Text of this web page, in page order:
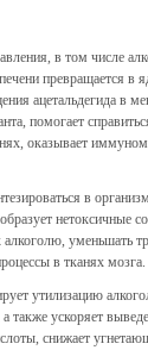
в том числе
превращается в
ацетальдегида в
помогает
оказывает
в
нетоксичные
алкоголю, уменьшать
в тканях мозга.
утилизацию
также ускоряет
снижает